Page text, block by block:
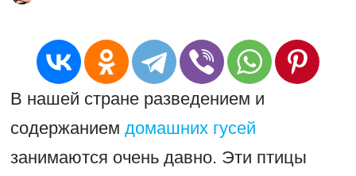
В нашей стране разведением и
содержанием домашних гусей
занимаются очень давно. Эти птицы